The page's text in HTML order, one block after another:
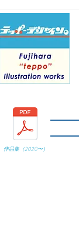
作品集（2020〜）